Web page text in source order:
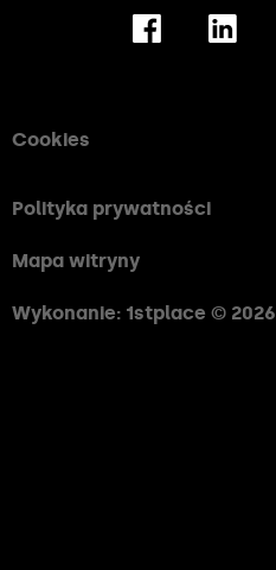
Cookies
Polityka prywatności
Mapa witryny
Wykonanie: 1stplace © 2026